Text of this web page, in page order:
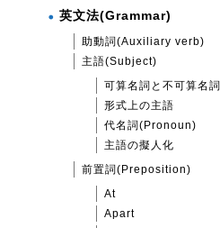
英文法(Grammar)
助動詞(Auxiliary verb)
主語(Subject)
可算名詞と不可算名詞
形式上の主語
代名詞(Pronoun)
主語の擬人化
前置詞(Preposition)
At
Apart